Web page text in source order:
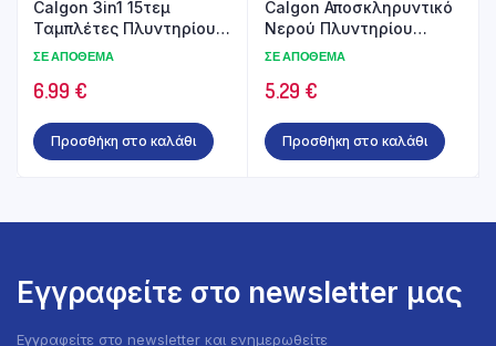
Calgon 3in1 15τεμ
Ταμπλέτες Πλυντηρίου
Ρούχων
ΣΕ ΑΠΌΘΕΜΑ
6.99 €
Προσθήκη στο καλάθι
Calgon Αποσκληρυντικό
Νερού Πλυντηρίου
Ρούχων Gel 750ml 3in1
ΣΕ ΑΠΌΘΕΜΑ
5.29 €
Προσθήκη στο καλάθι
Εγγραφείτε στο newsletter μας
Εγγραφείτε στο newsletter και ενημερωθείτε